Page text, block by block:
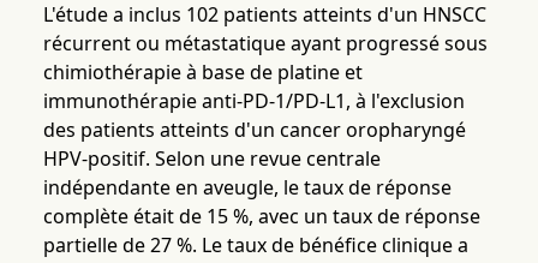
L'étude a inclus 102 patients atteints d'un HNSCC
récurrent ou métastatique ayant progressé sous
chimiothérapie à base de platine et
immunothérapie anti-PD-1/PD-L1, à l'exclusion
des patients atteints d'un cancer oropharyngé
HPV-positif. Selon une revue centrale
indépendante en aveugle, le taux de réponse
complète était de 15 %, avec un taux de réponse
partielle de 27 %. Le taux de bénéfice clinique a